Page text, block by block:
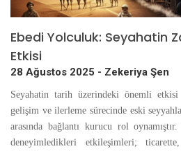
Ebedi Yolculuk: Seyahatin
Etkisi
28 Ağustos 2025 - Zekeriya Şen
Seyahatin tarih üzerindeki önemli etkisi
gelişim ve ilerleme sürecinde eski
arasında bağlantı kurucu rol
deneyimledikleri etkileşimleri;